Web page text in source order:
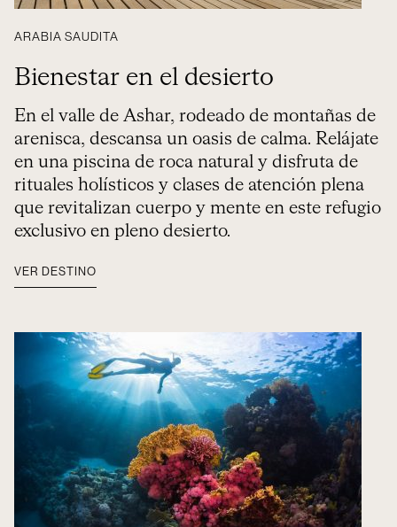
ARABIA SAUDITA
Bienestar en el desierto
En el valle de Ashar, rodeado de montañas de
arenisca, descansa un oasis de calma. Relájate
en una piscina de roca natural y disfruta de
rituales holísticos y clases de atención plena
que revitalizan cuerpo y mente en este refugio
exclusivo en pleno desierto.
VER DESTINO